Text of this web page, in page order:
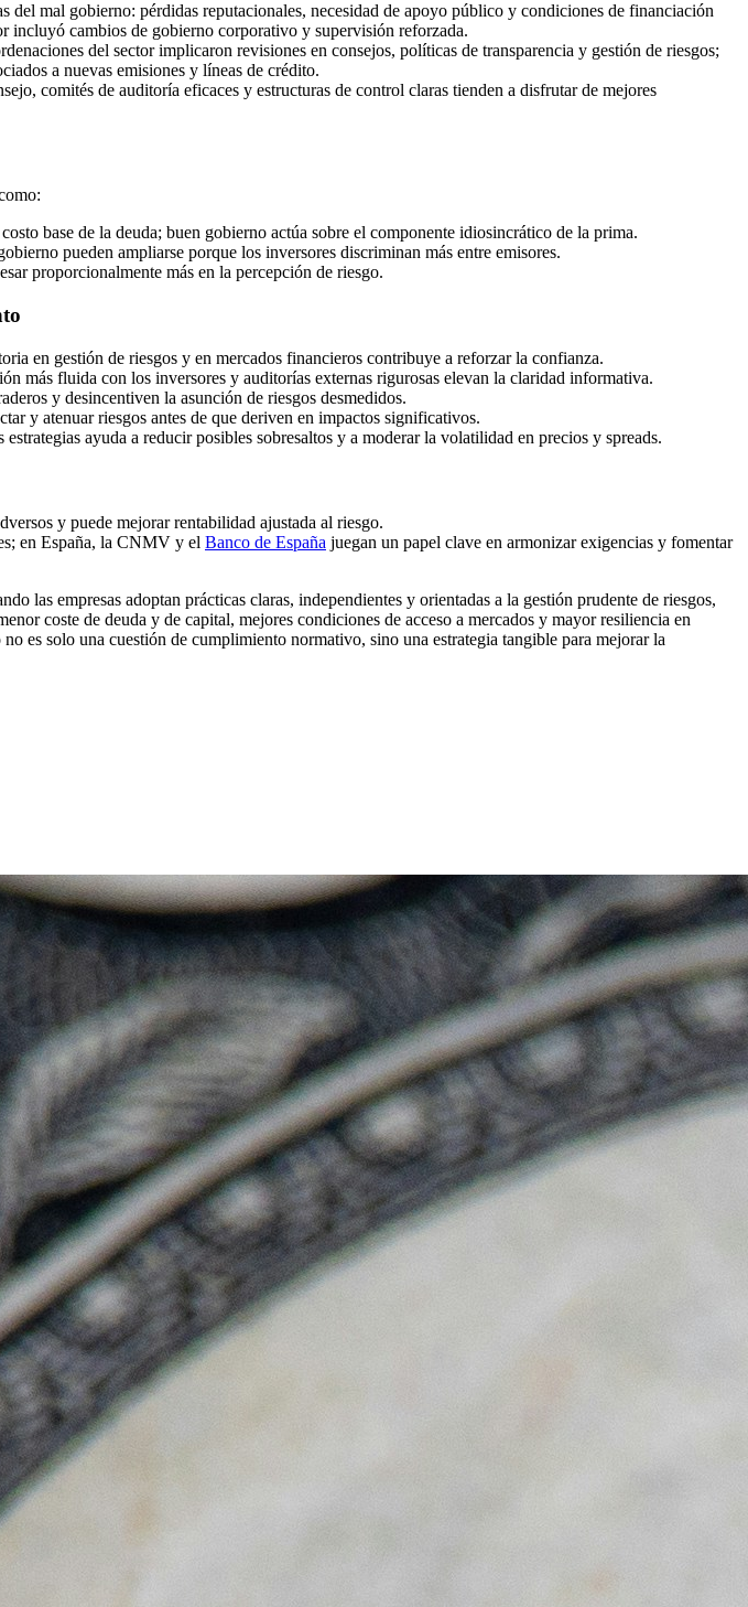
del mal gobierno: pérdidas reputacionales, necesidad de apoyo público y condiciones de financiación
incluyó cambios de gobierno corporativo y supervisión reforzada.
del sector implicaron revisiones en consejos, políticas de transparencia y gestión de riesgos;
a nuevas emisiones y líneas de crédito.
comités de auditoría eficaces y estructuras de control claras tienden a disfrutar de mejores
base de la deuda; buen gobierno actúa sobre el componente idiosincrático de la prima.
pueden ampliarse porque los inversores discriminan más entre emisores.
proporcionalmente más en la percepción de riesgo.
en gestión de riesgos y en mercados financieros contribuye a reforzar la confianza.
más fluida con los inversores y auditorías externas rigurosas elevan la claridad informativa.
y desincentiven la asunción de riesgos desmedidos.
y atenuar riesgos antes de que deriven en impactos significativos.
ayuda a reducir posibles sobresaltos y a moderar la volatilidad en precios y spreads.
y puede mejorar rentabilidad ajustada al riesgo.
en España, la CNMV y el Banco de España juegan un papel clave en armonizar exigencias y fomentar
empresas adoptan prácticas claras, independientes y orientadas a la gestión prudente de riesgos,
coste de deuda y de capital, mejores condiciones de acceso a mercados y mayor resiliencia en
es solo una cuestión de cumplimiento normativo, sino una estrategia tangible para mejorar la